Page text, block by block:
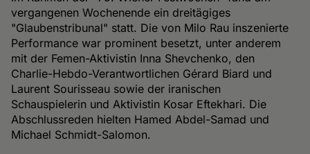
vergangenen Wochenende ein dreitägiges
"Glaubenstribunal" statt. Die von Milo Rau inszenierte
Performance war prominent besetzt, unter anderem
mit der Femen-Aktivistin Inna Shevchenko, den
Charlie-Hebdo-Verantwortlichen Gérard Biard und
Laurent Sourisseau sowie der iranischen
Schauspielerin und Aktivistin Kosar Eftekhari. Die
Abschlussreden hielten Hamed Abdel-Samad und
Michael Schmidt-Salomon.